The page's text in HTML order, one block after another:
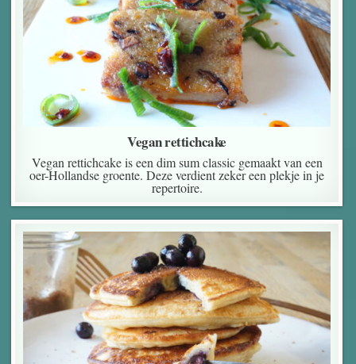
Vegan rettichcake
Vegan rettichcake is een dim sum classic gemaakt van een
oer-Hollandse groente. Deze verdient zeker een plekje in je
repertoire.